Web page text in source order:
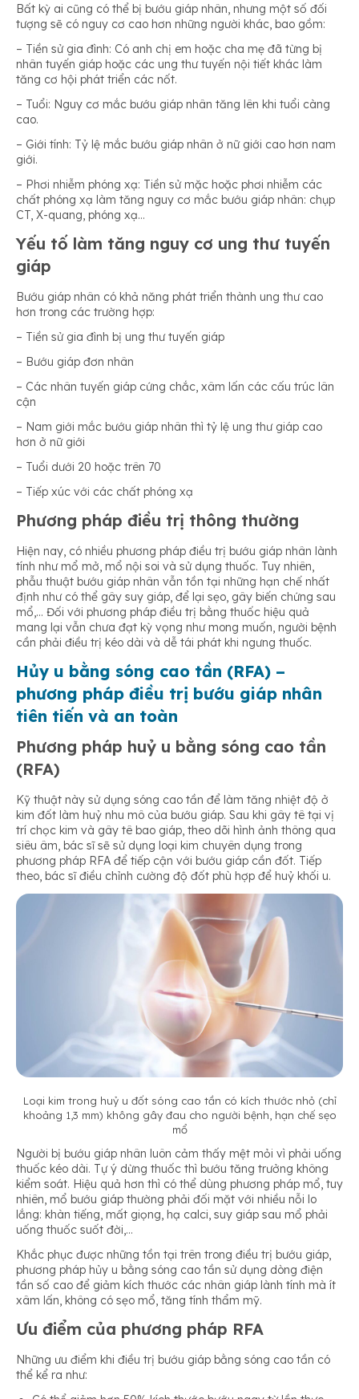
Bất kỳ ai cũng có thể bị bướu giáp nhân, nhưng một số đối
tượng sẽ có nguy cơ cao hơn những người khác, bao gồm:
– Tiền sử gia đình: Có anh chị em hoặc cha mẹ đã từng bị
nhân tuyến giáp hoặc các ung thư tuyến nội tiết khác làm
tăng cơ hội phát triển các nốt.
– Tuổi: Nguy cơ mắc bướu giáp nhân tăng lên khi tuổi càng
cao.
– Giới tính: Tỷ lệ mắc bướu giáp nhân ở nữ giới cao hơn nam
giới.
– Phơi nhiễm phóng xạ: Tiền sử mặc hoặc phơi nhiễm các
chất phóng xạ làm tăng nguy cơ mắc bướu giáp nhân: chụp
CT, X-quang, phóng xạ…
Yếu tố làm tăng nguy cơ ung thư tuyến
giáp
Bướu giáp nhân có khả năng phát triển thành ung thư cao
hơn trong các trường hợp:
– Tiền sử gia đình bị ung thư tuyến giáp
– Bướu giáp đơn nhân
– Các nhân tuyến giáp cứng chắc, xâm lấn các cấu trúc lân
cận
– Nam giới mắc bướu giáp nhân thì tỷ lệ ung thư giáp cao
hơn ở nữ giới
– Tuổi dưới 20 hoặc trên 70
– Tiếp xúc với các chất phóng xạ
Phương pháp điều trị thông thường
Hiện nay, có nhiều phương pháp điều trị bướu giáp nhân lành
tính như mổ mở, mổ nội soi và sử dụng thuốc. Tuy nhiên,
phẫu thuật bướu giáp nhân vẫn tồn tại những hạn chế nhất
định như có thể gây suy giáp, để lại sẹo, gây biến chứng sau
mổ,… Đối với phương pháp điều trị bằng thuốc hiệu quả
mang lại vẫn chưa đạt kỳ vọng như mong muốn, người bệnh
cần phải điều trị kéo dài và dễ tái phát khi ngưng thuốc.
Hủy u bằng sóng cao tần (RFA) –
phương pháp điều trị bướu giáp nhân
tiên tiến và an toàn
Phương pháp huỷ u bằng sóng cao tần
(RFA)
Kỹ thuật này sử dụng sóng cao tần để làm tăng nhiệt độ ở
kim đốt làm huỷ nhu mô của bướu giáp. Sau khi gây tê tại vị
trí chọc kim và gây tê bao giáp, theo dõi hình ảnh thông qua
siêu âm, bác sĩ sẽ sử dụng loại kim chuyên dụng trong
phương pháp RFA để tiếp cận với bướu giáp cần đốt. Tiếp
theo, bác sĩ điều chỉnh cường độ đốt phù hợp để huỷ khối u.
Loại kim trong huỷ u đốt sóng cao tần có kích thước nhỏ (chỉ
khoảng 1,3 mm) không gây đau cho người bệnh, hạn chế sẹo
mổ
Người bị bướu giáp nhân luôn cảm thấy mệt mỏi vì phải uống
thuốc kéo dài. Tự ý dừng thuốc thì bướu tăng trưởng không
kiểm soát. Hiệu quả hơn thì có thể dùng phương pháp mổ, tuy
nhiên, mổ bướu giáp thường phải đối mặt với nhiều nỗi lo
lắng: khàn tiếng, mất giọng, hạ calci, suy giáp sau mổ phải
uống thuốc suốt đời,…
Khắc phục được những tồn tại trên trong điều trị bướu giáp,
phương pháp hủy u bằng sóng cao tần sử dụng dòng điện
tần số cao để giảm kích thước các nhân giáp lành tính mà ít
xâm lấn, không có sẹo mổ, tăng tính thẩm mỹ.
Ưu điểm của phương pháp RFA
Những ưu điểm khi điều trị bướu giáp bằng sóng cao tần có
thể kể ra như: